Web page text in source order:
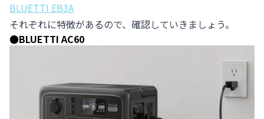
BLUETTI EB3A
それぞれに特徴があるので、確認していきましょう。
●BLUETTI AC60